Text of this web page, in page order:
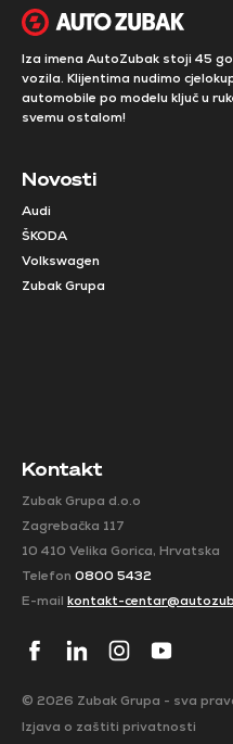
Iza imena AutoZubak stoji 45
vozila. Klijentima nudimo
automobile po modelu ključ u
svemu ostalom!
Novosti
Audi
ŠKODA
Volkswagen
Zubak Grupa
Kontakt
Zubak Grupa d.o.o
Zagrebačka 117
10 410 Velika Gorica, Hrvatska
Telefon 0800 5432
E-mail kontakt-
© 2026 Zubak Grupa - sva
Izjava o zaštiti privatnosti